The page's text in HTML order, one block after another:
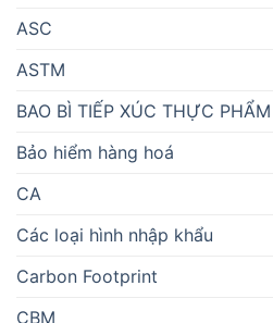
ASC
ASTM
BAO BÌ TIẾP XÚC THỰC PHẨM
Bảo hiểm hàng hoá
CA
Các loại hình nhập khẩu
Carbon Footprint
CBM